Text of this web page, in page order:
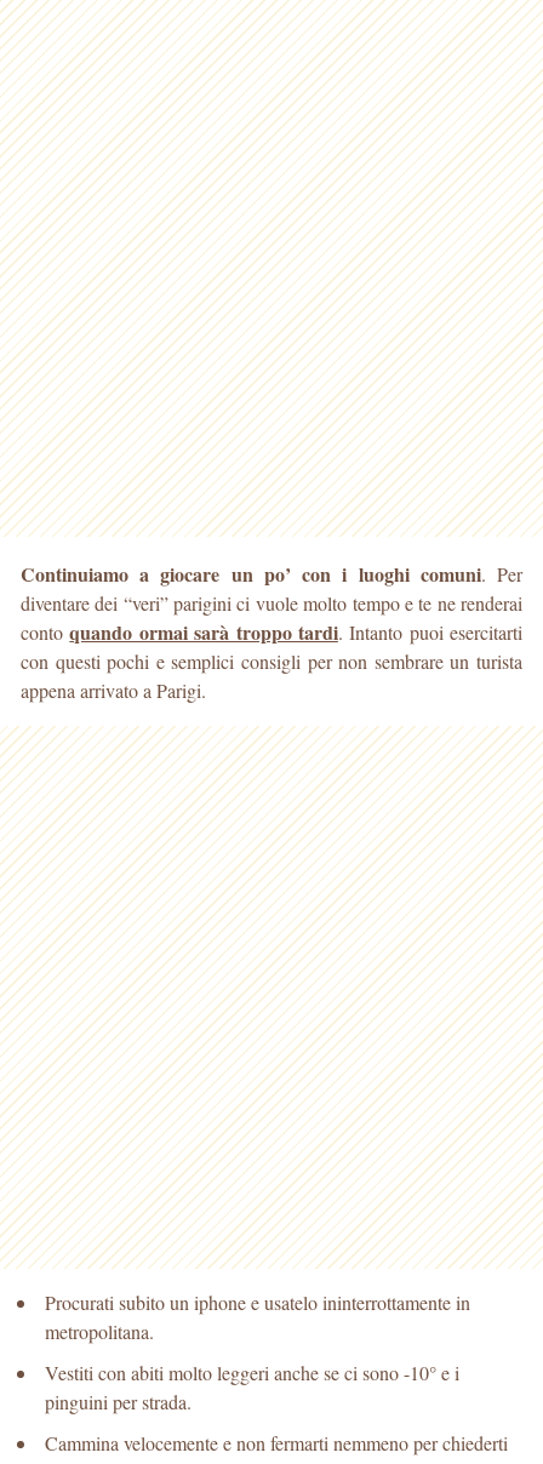
Continuiamo a giocare un po’ con i luoghi comuni. Per
diventare dei “veri” parigini ci vuole molto tempo e te ne renderai
contoquando ormai sarà troppo tardi. Intanto puoi esercitarti
con questi pochi e semplici consigli per non sembrare un turista
appena arrivato a Parigi.
Procurati subito un iphone e usatelo ininterrottamente in
metropolitana.
Vestiti con abiti molto leggeri anche se ci sono -10° e i
pinguini per strada.
Cammina velocemente e non fermarti nemmeno per chiederti